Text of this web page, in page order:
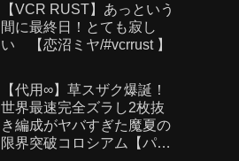
【VCR RUST】あっという
間に最終日！とても寂し
い 【恋沼ミヤ/#vcrrust 】
【代用∞】草スザク爆誕！
世界最速完全ズラし2枚抜
き編成がヤバすぎた魔夏の
限界突破コロシアム【パズ